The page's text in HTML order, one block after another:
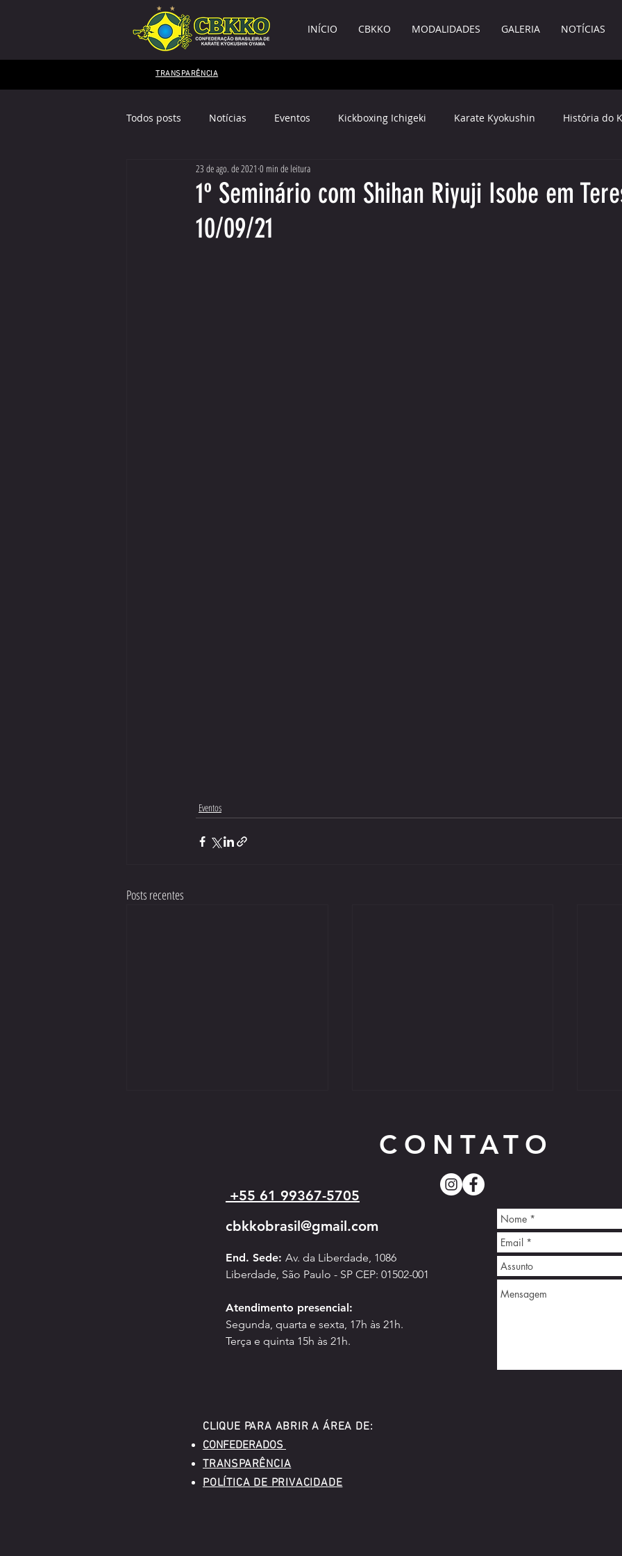
INÍCIO CBKKO MODALIDADES GALERIA NOTÍCIAS
TRANSPARÊNCIA
Todos posts Notícias Eventos Kickboxing Ichigeki Karate Kyokushin História do
Mestres Kyokushin EDITAL
1º Seminário com Shihan Riyuji Isobe em
10/09/21
23 de ago. de 2021 0 min de leitura
Eventos
Posts recentes
ASSEMBLEIA GERAL EXTRAORDINÁRIA
Campeonato Sul-Americano de
CONTATO
+55 61 99367-5705
cbkkobrasil@gmail.com
End. Sede: Av. da Liberdade, 1086
Liberdade, São Paulo - SP CEP: 01502-001
Atendimento presencial:
Segunda, quarta e sexta, 17h às 21h.
Terça e quinta 15h às 21h.
CLIQUE PARA ABRIR A ÁREA DE:
CONFEDERADOS
TRANSPARÊNCIA
POLÍTICA DE PRIVACIDADE